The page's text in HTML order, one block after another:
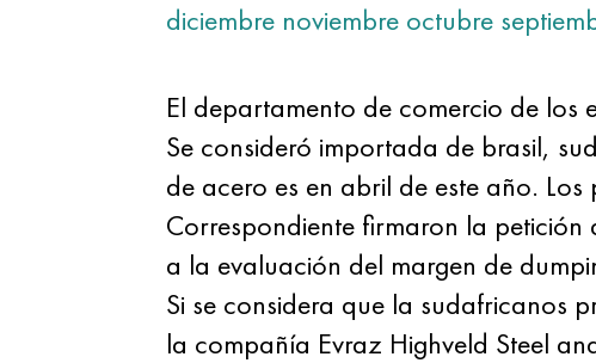
diciembre noviembre octubre
El departamento de comercio de los
Se consideró importada de brasil,
de acero es en abril de este año.
Correspondiente firmaron la
a la evaluación del margen de
Si se considera que la sudafricanos
la compañía Evraz Highveld Steel